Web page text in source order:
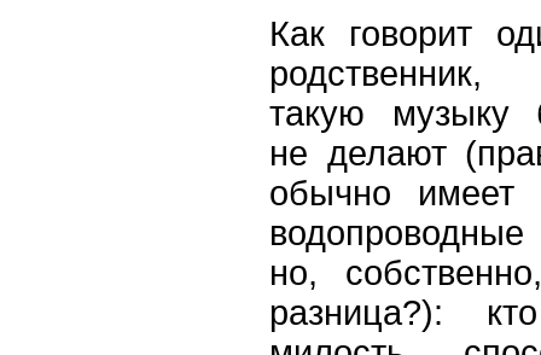
Как говорит
родственник,
такую музыку
не делают
обычно имеет
но,
разница?):